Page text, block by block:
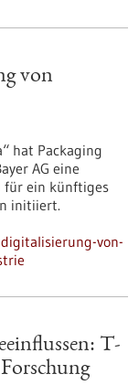
von
hat Packaging
AG eine
für ein künftiges
initiiert.
von-
T-